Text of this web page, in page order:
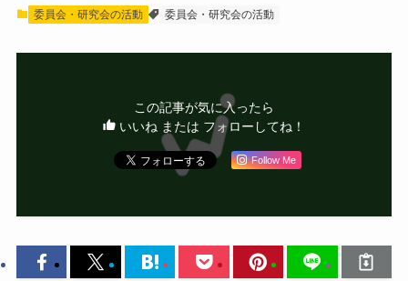
委員会・研究会の活動 委員会・研究会の活動
この記事が気に入ったら
いいね または フォローしてね！
Follow Me